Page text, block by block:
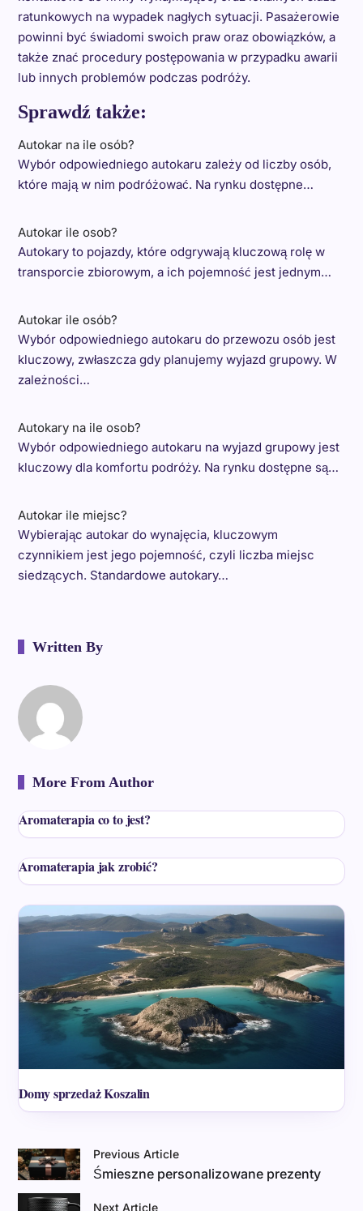
ratunkowych na wypadek nagłych sytuacji. Pasażerowie
powinni być świadomi swoich praw oraz obowiązków, a
także znać procedury postępowania w przypadku awarii
lub innych problemów podczas podróży.
Sprawdź także:
Autokar na ile osób?
Wybór odpowiedniego autokaru zależy od liczby osób,
które mają w nim podróżować. Na rynku dostępne…
Autokar ile osob?
Autokary to pojazdy, które odgrywają kluczową rolę w
transporcie zbiorowym, a ich pojemność jest jednym…
Autokar ile osób?
Wybór odpowiedniego autokaru do przewozu osób jest
kluczowy, zwłaszcza gdy planujemy wyjazd grupowy. W
zależności…
Autokary na ile osob?
Wybór odpowiedniego autokaru na wyjazd grupowy jest
kluczowy dla komfortu podróży. Na rynku dostępne są…
Autokar ile miejsc?
Wybierając autokar do wynajęcia, kluczowym
czynnikiem jest jego pojemność, czyli liczba miejsc
siedzących. Standardowe autokary…
Written By
More From Author
Aromaterapia co to jest?
Aromaterapia jak zrobić?
Domy sprzedaż Koszalin
Previous Article
Śmieszne personalizowane prezenty
Next Article